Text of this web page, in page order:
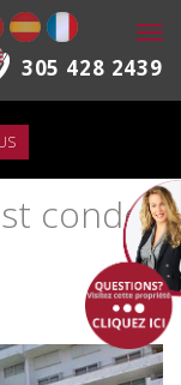
305 428 2439
condo